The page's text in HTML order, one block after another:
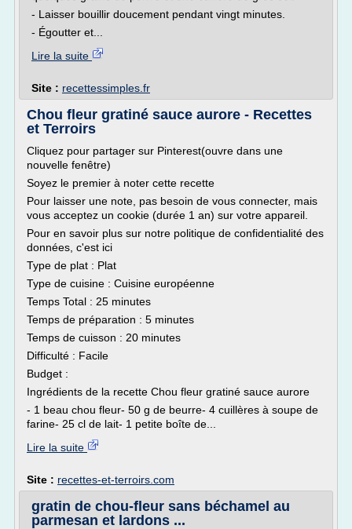
- Laisser bouillir doucement pendant vingt minutes.
- Égoutter et...
Lire la suite
Site : recettessimples.fr
Chou fleur gratiné sauce aurore - Recettes
et Terroirs
Cliquez pour partager sur Pinterest(ouvre dans une
nouvelle fenêtre)
Soyez le premier à noter cette recette
Pour laisser une note, pas besoin de vous connecter, mais
vous acceptez un cookie (durée 1 an) sur votre appareil.
Pour en savoir plus sur notre politique de confidentialité des
données, c'est ici
Type de plat : Plat
Type de cuisine : Cuisine européenne
Temps Total : 25 minutes
Temps de préparation : 5 minutes
Temps de cuisson : 20 minutes
Difficulté : Facile
Budget :
Ingrédients de la recette Chou fleur gratiné sauce aurore
- 1 beau chou fleur- 50 g de beurre- 4 cuillères à soupe de
farine- 25 cl de lait- 1 petite boîte de...
Lire la suite
Site : recettes-et-terroirs.com
gratin de chou-fleur sans béchamel au
parmesan et lardons ...